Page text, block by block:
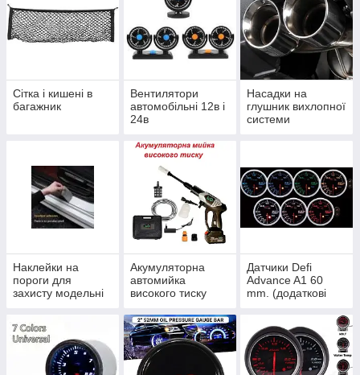
Сітка і кишені в
багажник
Вентилятори
автомобільні 12в і
24в
Насадки на
глушник вихлопної
системи
Наклейки на
пороги для
захисту модельні
Акумуляторна
автомийка
високого тиску
Датчики Defi
Advance A1 60
mm. (додаткові